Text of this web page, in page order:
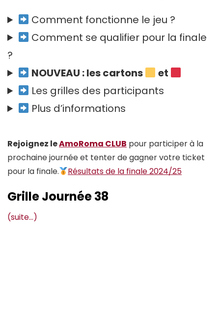
Comment fonctionne le jeu ?
Comment se qualifier pour la finale
?
NOUVEAU : les cartons
et
Les grilles des participants
Plus d’informations
Rejoignez leAmoRoma CLUB pour participer à la
prochaine journée et tenter de gagner votre ticket
pour la finale.
Résultats de la finale 2024/25
Grille Journée 38
(suite…)